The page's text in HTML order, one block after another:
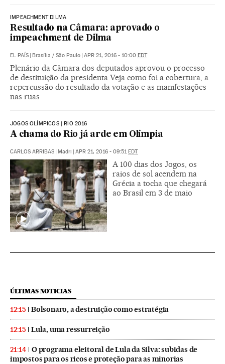
IMPEACHMENT DILMA
Resultado na Câmara: aprovado o
impeachment de Dilma
EL PAÍS | Brasília / São Paulo | APR 21, 2016 - 10:00 EDT
Plenário da Câmara dos deputados aprovou o processo
de destituição da presidenta Veja como foi a cobertura, a
repercussão do resultado da votação e as manifestações
nas ruas
JOGOS OLÍMPICOS | RIO 2016
A chama do Rio já arde em Olímpia
CARLOS ARRIBAS | Madri | APR 21, 2016 - 09:51EDT
A 100 dias dos Jogos, os
raios de sol acendem na
Grécia a tocha que chegará
ao Brasil em 3 de maio
ÚLTIMAS NOTICIAS
12:15 Bolsonaro, a destruição como estratégia
12:15 Lula, uma ressurreição
21:14
O programa eleitoral de Lula da Silva: subidas de
impostos para os ricos e proteção para as minorias